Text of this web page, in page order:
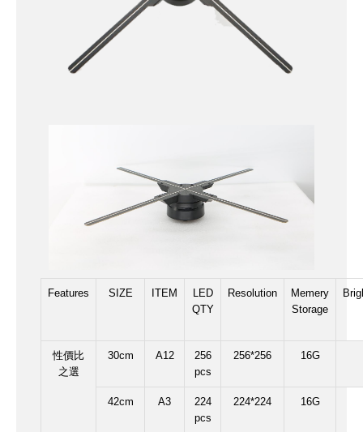
Features SIZE ITEM
LED
QTY
Resolution
Memery
Storage
性價比
之選
30cm A12
256
pcs
256*256 16G
42cm A3
224
pcs
224*224 16G